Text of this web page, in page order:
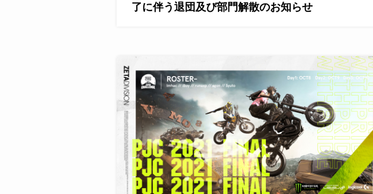
了に伴う退団及び部門解散のお知らせ